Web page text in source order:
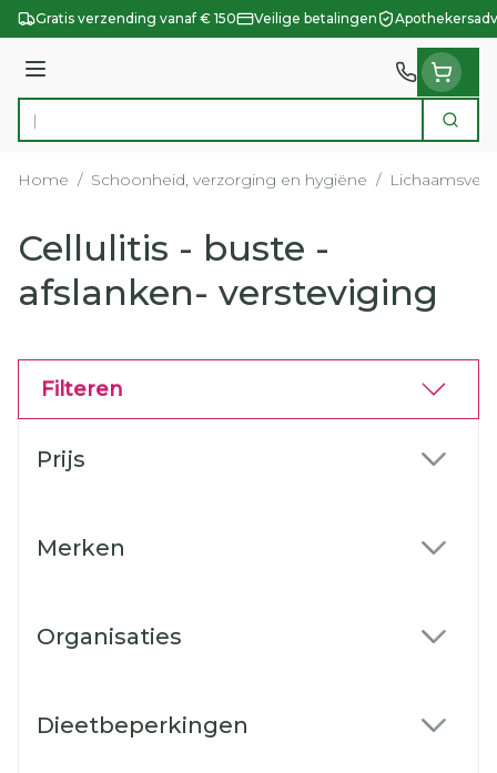
Ga naar de inhoud
Gratis verzending vanaf € 150 Veilige betalingen
Menu
Product, merk, categorie... Zoek
Home / Schoonheid, verzorging en hygiëne /
Cellulitis - buste -
afslanken- versteviging
Filteren
Prijs
Merken
Organisaties
Dieetbeperkingen